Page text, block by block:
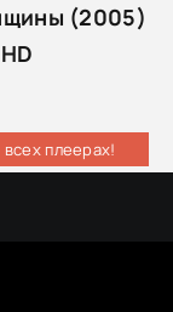
(2005)
плеерах!